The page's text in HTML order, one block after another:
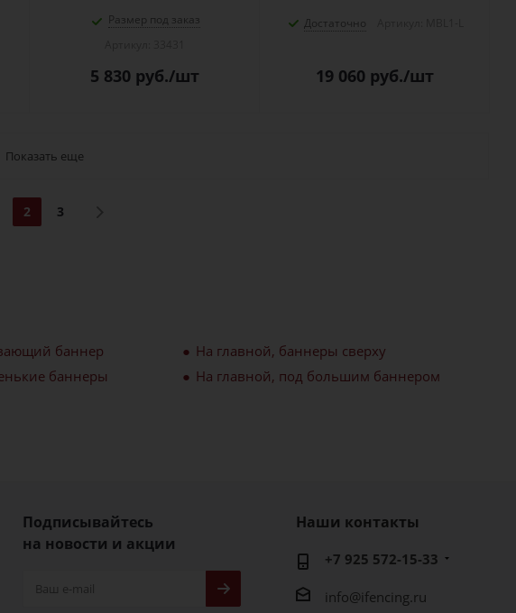
Размер под заказ
5 830 руб./шт
Достаточно
19 060 руб./шт
Показать еще
2 3
баннер
На главной, баннеры сверху
баннеры
На главной, под большим баннером
Подписывайтесь
на новости и акции
Наши контакты
+7 925 572-15-33
info@ifencing.ru